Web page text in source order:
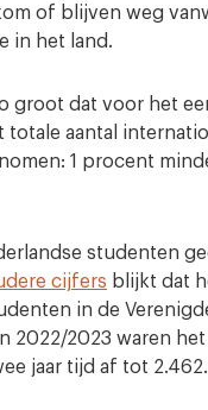
of blijven weg
in het land.
groot dat voor het
totale aantal
1 procent
studenten
cijfers blijkt dat
in de
2022/2023 waren het
jaar tijd af tot 2.462.